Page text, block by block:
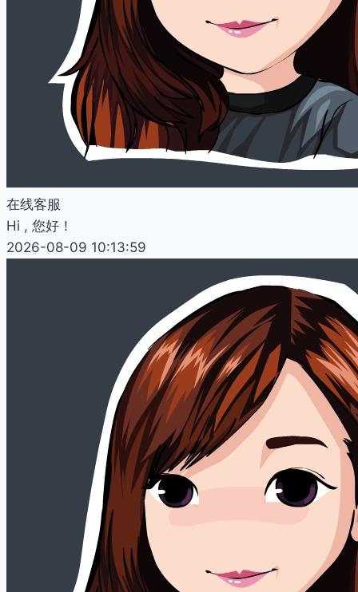
在线客服
Hi , 您好！
2026-08-09 10:13:59